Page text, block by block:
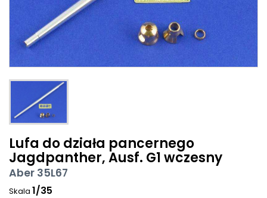
Lufa do działa pancernego
Jagdpanther, Ausf. G1 wczesny
Aber 35L67
Skala 1/35